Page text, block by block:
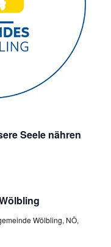
Seele nähren
Wölbling, NÖ,